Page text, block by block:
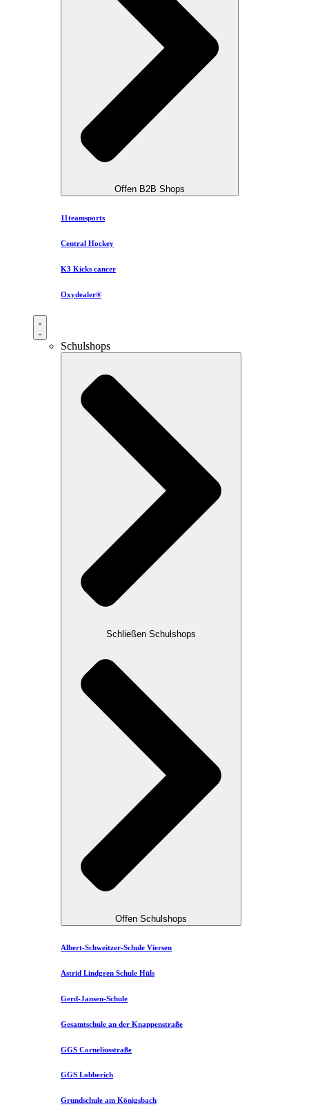
Offen B2B Shops
11teamsports
Central Hockey
K3 Kicks cancer
Oxydealer®
Schulshops
Schließen Schulshops
Offen Schulshops
Albert-Schweitzer-Schule Viersen
Astrid Lindgren Schule Hüls
Gerd-Jansen-Schule
Gesamtschule an der Knappenstraße
GGS Corneliusstraße
GGS Lobberich
Grundschule am Königsbach